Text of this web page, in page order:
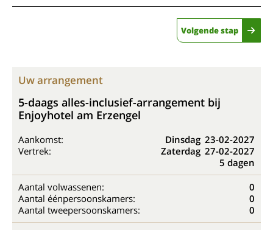
Volgende stap
Uw arrangement
5-daags alles-inclusief-arrangement bij
Enjoyhotel am Erzengel
Aankomst: Dinsdag 23-02-2027
Vertrek:
Zaterdag 27-02-2027
5 dagen
Aantal volwassenen:
0
Aantal éénpersoonskamers:
0
Aantal tweepersoonskamers:
0